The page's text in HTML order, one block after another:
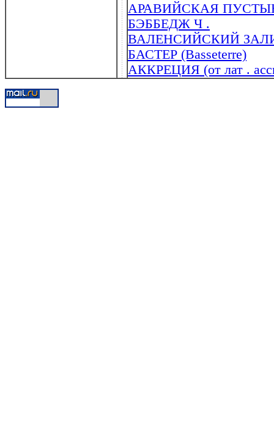
АРАВИЙСКАЯ
БЭББЕДЖ Ч .
ВАЛЕНСИЙСКИЙ
БАСТЕР (Basseterre)
АККРЕЦИЯ (от лат .